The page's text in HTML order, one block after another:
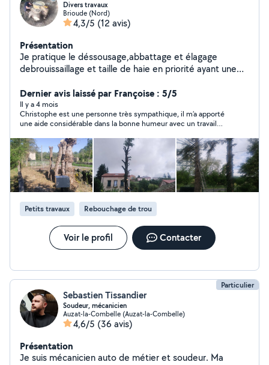
Divers travaux
Brioude (Nord)
4,3/5 (12 avis)
Présentation
Je pratique le déssousage,abbattage et élagage
debrouissaillage et taille de haie en priorité ayant une
concurance,nettoye de toiture et batiment et peinture
divers et je travaille deja en sécu chez les particuliers.
Dernier avis laissé par Françoise : 5/5
Il y a 4 mois
Christophe est une personne très sympathique, il m’a apporté
une aide considérable dans la bonne humeur avec un travail
tarifs très compétitifs. Je conseille cet artisan sans aucune
réserve et souhaite renouveler ses interventions. Un grand
merci à Christophe, avec toute ma reconnaissance.
Petits travaux Rebouchage de trou
Voir le profil Contacter
Particulier
Sebastien Tissandier
Soudeur, mécanicien
Auzat-la-Combelle (Auzat-la-Combelle)
4,6/5 (36 avis)
Présentation
Je suis mécanicien auto de métier et soudeur. Ma